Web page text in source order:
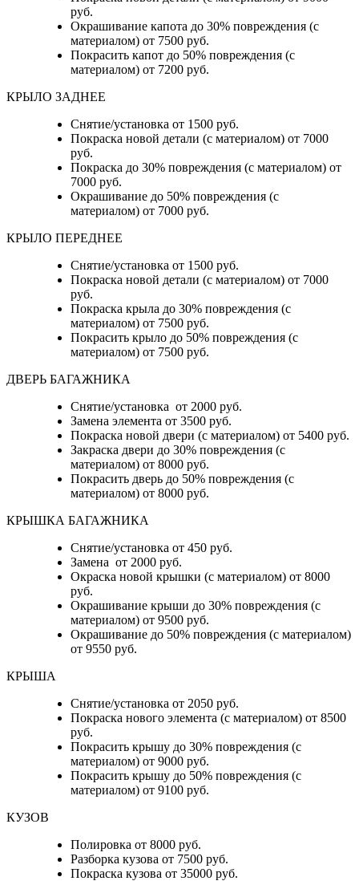
руб.
Окрашивание капота до 30% повреждения (с
материалом) от 7500 руб.
Покрасить капот до 50% повреждения (с
материалом) от 7200 руб.
КРЫЛО ЗАДНЕЕ
Снятие/установка от 1500 руб.
Покраска новой детали (с материалом) от 7000
руб.
Покраска до 30% повреждения (с материалом) от
7000 руб.
Окрашивание до 50% повреждения (с
материалом) от 7000 руб.
КРЫЛО ПЕРЕДНЕЕ
Снятие/установка от 1500 руб.
Покраска новой детали (с материалом) от 7000
руб.
Покраска крыла до 30% повреждения (с
материалом) от 7500 руб.
Покрасить крыло до 50% повреждения (с
материалом) от 7500 руб.
ДВЕРЬ БАГАЖНИКА
Снятие/установка от 2000 руб.
Замена элемента от 3500 руб.
Покраска новой двери (с материалом) от 5400 руб.
Закраска двери до 30% повреждения (с
материалом) от 8000 руб.
Покрасить дверь до 50% повреждения (с
материалом) от 8000 руб.
КРЫШКА БАГАЖНИКА
Снятие/установка от 450 руб.
Замена от 2000 руб.
Окраска новой крышки (с материалом) от 8000
руб.
Окрашивание крыши до 30% повреждения (с
материалом) от 9500 руб.
Окрашивание до 50% повреждения (с материалом)
от 9550 руб.
КРЫША
Снятие/установка от 2050 руб.
Покраска нового элемента (с материалом) от 8500
руб.
Покрасить крышу до 30% повреждения (с
материалом) от 9000 руб.
Покрасить крышу до 50% повреждения (с
материалом) от 9100 руб.
КУЗОВ
Полировка от 8000 руб.
Разборка кузова от 7500 руб.
Покраска кузова от 35000 руб.